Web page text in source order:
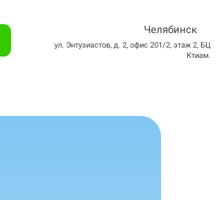
Челябинск
ул. Энтузиастов, д. 2, офис 201/2, этаж 2, БЦ
Ктиам.